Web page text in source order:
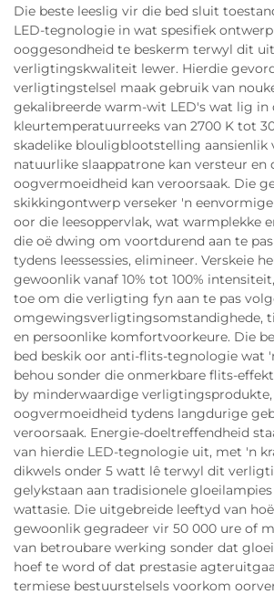
Die beste leeslig vir die bed sluit
LED-tegnologie in wat spesifiek
ooggesondheid te beskerm terwyl dit
verligtingskwaliteit lewer. Hierdie
verligtingstelsel maak gebruik van
gekalibreerde warm-wit LED's wat lig in
kleurtemperatuurreeks van 2700 K tot
skadelike blouligblootstelling aansienlik
natuurlike slaappatrone kan versteur en
oogvermoeidheid kan veroorsaak. Die
skikkingontwerp verseker 'n
oor die leesoppervlak, wat warmplekke
die oë dwing om voortdurend aan te
tydens leessessies, elimineer. Verskeie
gewoonlik vanaf 10% tot 100%
toe om die verligting fyn aan te pas
omgewingsverligtingsomstandighede,
en persoonlike komfortvoorkeure. Die
bed beskik oor anti-flits-tegnologie wat
behou sonder die onmerkbare flits-
by minderwaardige
oogvermoeidheid tydens langdurige
veroorsaak. Energie-doeltreffendheid
van hierdie LED-tegnologie uit, met 'n
dikwels onder 5 watt lê terwyl dit
gelykstaan aan tradisionele
wattasie. Die uitgebreide leeftyd van
gewoonlik gegradeer vir 50 000 ure of
van betroubare werking sonder dat
hoef te word of dat prestasie
termiese bestuurstelsels voorkom